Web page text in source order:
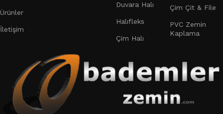
Ürünler
İletişim
Duvara Halı
Halıfleks
Çim Halı
Çim Çit & File
PVC Zemin
Kaplama